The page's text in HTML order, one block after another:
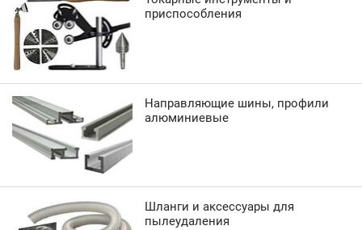
приспособления
Направляющие шины, профили
алюминиевые
Шланги и аксессуары для
пылеудаления